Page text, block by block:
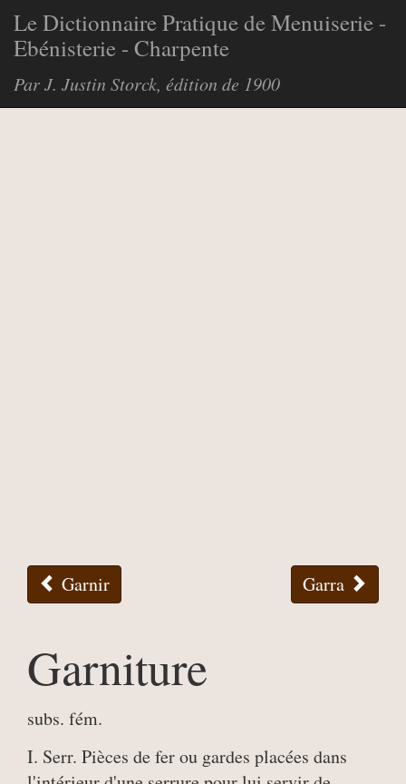
Le Dictionnaire Pratique de Menuiserie -
Ebénisterie - Charpente
Par J. Justin Storck, édition de 1900
Garnir Garra
Garniture
subs. fém.
I. Serr. Pièces de fer ou gardes placées dans